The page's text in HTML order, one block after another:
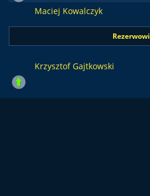
Maciej Kowalczyk
Rezerwowi
Krzysztof Gajtkowski